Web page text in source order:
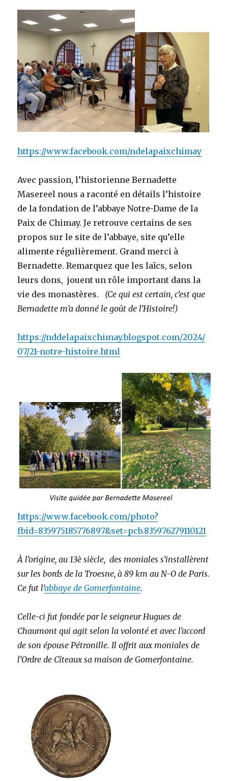
https://www.facebook.com/ndelapaixchimay
Avec passion, l’historienne Bernadette
Masereel nous a raconté en détails l’histoire
de la fondation de l’abbaye Notre-Dame de la
Paix de Chimay. Je retrouve certains de ses
propos sur le site de l’abbaye, site qu’elle
alimente régulièrement. Grand merci à
Bernadette. Remarquez que les laïcs, selon
leurs dons, jouent un rôle important dans la
vie des monastères. (Ce qui est certain, c’est que
Bernadette m’a donné le goût de l’Histoire!)
https://nddelapaixchimay.blogspot.com/2024/
07/21-notre-histoire.html
https://www.facebook.com/photo?
fbid=835975185776897&set=pcb.835976279110121
À l’origine, au 13è siècle, des moniales s’installèrent
sur les bords de la Troesne, à 89 km au N-O de Paris.
Ce fut l‘abbaye de Gomerfontaine.
Celle-ci fut fondée par le seigneur Hugues de
Chaumont qui agit selon la volonté et avec l’accord
de son épouse Pétronille. Il offrit aux moniales de
l’Ordre de Cîteaux sa maison de Gomerfontaine.